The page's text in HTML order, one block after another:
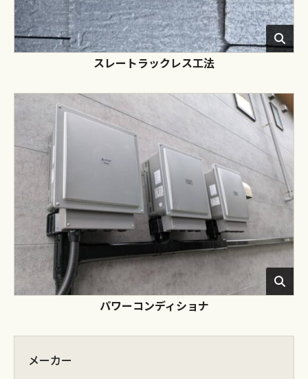
スレートラックレス工法
パワーコンディショナ
メーカー